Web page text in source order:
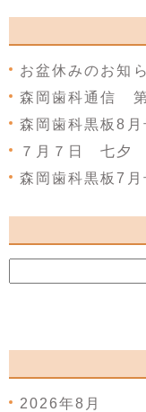
お盆休みのお知
森岡歯科通信
森岡歯科黒板8月
７月７日 七夕
森岡歯科黒板7月
2026年8月